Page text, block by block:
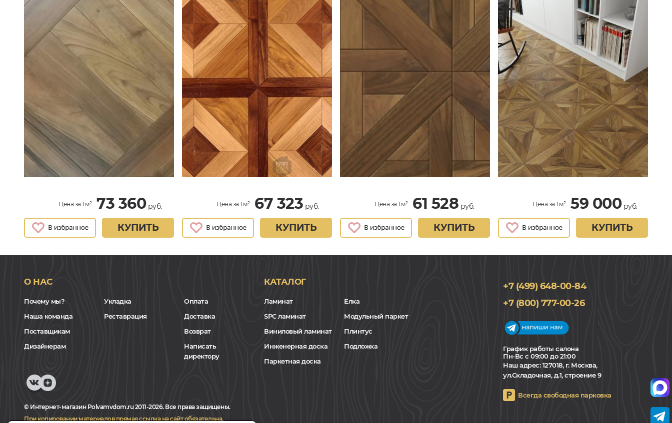
Цена за 1 м² 73 360руб.
КУПИТЬ
Цена за 1 м² 67 323 руб.
КУПИТЬ
Цена за 1 м² 61 528 руб.
КУПИТЬ
Цена за 1 м² 59 000руб.
КУПИТЬ
О НАС
Почему мы?
Наша команда
Поставщикам
Дизайнерам
Укладка
Реставрация
Оплата
Доставка
Возврат
Написать
директору
КАТАЛОГ
Ламинат
SPC ламинат
Виниловый ламинат
Инженерная доска
Паркетная доска
Елка
Модульный паркет
Плинтус
Подложка
+7 (499) 648-00-84
+7 (800) 777-00-26
График работы салона
Пн-Вс с 09:00 до 21:00
Наш адрес:127018, г. Москва,
ул.Складочная, д.1, строение 9
Всегда свободная парковка
© Интернет-магазин Polvamvdom.ru 2011-2026. Все права защищены.
При копировании материалов прямая ссылка на сайт обязательна.